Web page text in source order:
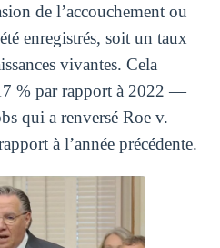
de l’accouchement ou
enregistrés, soit un taux
vivantes. Cela
% par rapport à 2022 —
qui a renversé Roe v.
à l’année précédente.